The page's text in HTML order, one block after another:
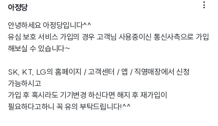
아정당 
안녕하세요 아정당입니다^^
유심 보호 서비스 가입의 경우 고객님 사용중이신 통신사측으로 가입
해보실 수 있습니다~
SK, KT, LG의 홈페이지 / 고객센터 / 앱 / 직영매장에서 신청
가능하시고
가입 후 혹시라도 기기변경 하신다면 해지 후 재가입이
필요하다고하니 꼭 유의 부탁드립니다!^^